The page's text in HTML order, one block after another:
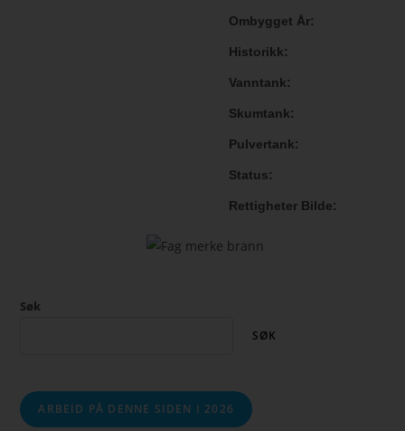
Ombygget År
Historikk
Vanntank
Skumtank
Pulvertank
Status
Rettigheter Bilde
Søk
SØK
ARBEID PÅ DENNE SIDEN I 2026